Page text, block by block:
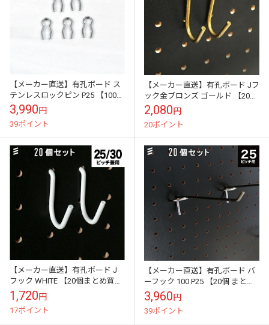
【メーカー直送】有孔ボード ス
テンレスロックピン P25 【100個
まとめ買い徳用】
3,990円
39ポイント
【メーカー直送】有孔ボード Jフ
ック金ブロンズ ゴールド 【20個
まとめ買い 徳用】 ※25・30ピッ
チ兼用
2,080円
20ポイント
【メーカー直送】有孔ボード J
フック WHITE 【20個まとめ買い
(5個入x4袋まとめ買い) 徳用】
※25・30ピッチ兼用
1,720円
17ポイント
【メーカー直送】有孔ボード バ
ーフック 100 P25 【20個 まとめ
買い徳用】
3,960円
39ポイント